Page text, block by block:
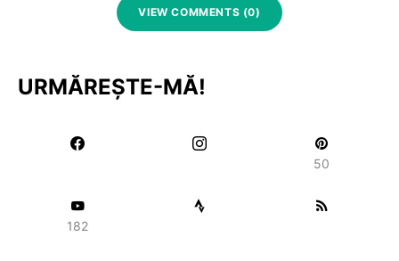
VIEW COMMENTS (0)
URMĂREȘTE-MĂ!
50
182